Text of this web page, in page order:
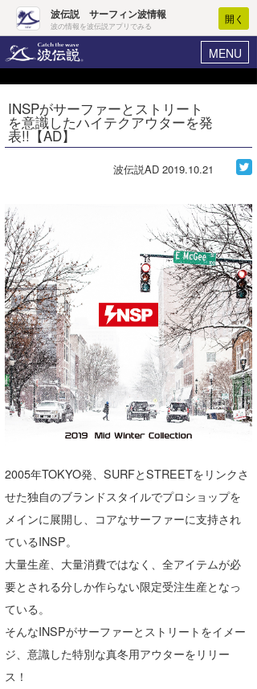
波伝説 サーフィン波情報
波の情報を波伝説アプリでみる
開く
MENU
ヘルプ マイホーム
ログイン
WAVE HUNTER
気象情報
ニュース
サーフィンエリアガイド
会員メニュー
今月のプレゼント
INSPがサーファーとストリート
を意識したハイテクアウターを発
表!!【AD】
波伝説AD 2019.10.21
2005年TOKYO発、SURFとSTREETをリンクさ
せた独自のブランドスタイルでプロショップを
メインに展開し、コアなサーファーに支持され
ているINSP。
大量生産、大量消費ではなく、全アイテムが必
要とされる分しか作らない限定受注生産となっ
ている。
そんなINSPがサーファーとストリートをイメー
ジ、意識した特別な真冬用アウターをリリー
ス！
Core Surf Japan
コンテスト
ファッション/グッズ
コラム
トラベル
ショップ情報
ショップ情報
湘南
千葉北
千葉南
大阪
四国
沖縄
ウラナミ
お知らせ
その他
ルール＆How to
VOTE!
サーファーズ